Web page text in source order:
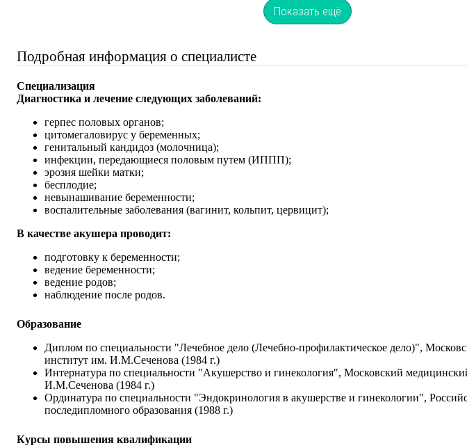
Показать ещё
Подробная информация о специалисте
Специализация
Диагностика и лечение следующих заболеваний:
герпес половых органов;
цитомегаловирус у беременных;
генитальный кандидоз (молочница);
инфекции, передающиеся половым путем (ИППП);
эрозия шейки матки;
бесплодие;
невынашивание беременности;
воспалительные заболевания (вагинит, кольпит, цервицит);
В качестве акушера проводит:
подготовку к беременности;
ведение беременности;
ведение родов;
наблюдение после родов.
Образование
Диплом по специальности "Лечебное дело (Лечебно-профилактическое дело)",
институт им. И.М.Сеченова (1984 г.)
Интернатура по специальности "Акушерство и гинекология", Московский
И.М.Сеченова (1984 г.)
Ординатура по специальности "Эндокринология в акушерстве и гинекологии",
последипломного образования (1988 г.)
Курсы повышения квалификации